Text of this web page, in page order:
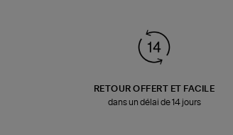
RETOUR OFFERT ET FACILE
dans un délai de 14 jours